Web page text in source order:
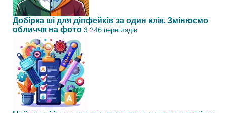
Добірка ші для діпфейків за один клік. Змінюємо
обличчя на фото 3 246 переглядів